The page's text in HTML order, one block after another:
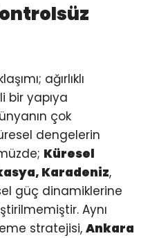
ağırlıklı
bir yapıya
çok
dengelerin
Küresel
Karadeniz,
güç dinamiklerine
Aynı
stratejisi, Ankara